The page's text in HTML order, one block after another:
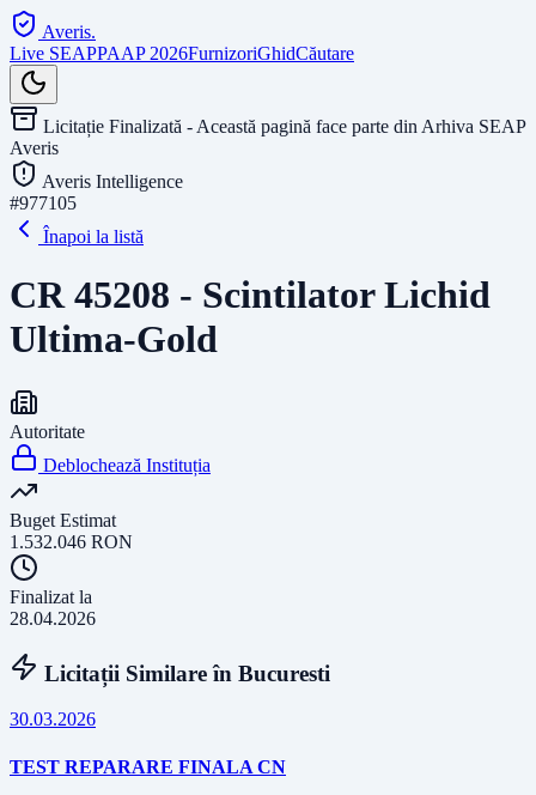
Averis.
Live SEAPPAAP 2026FurnizoriGhidCăutare
Licitație Finalizată - Această pagină face parte din Arhiva SEAP
Averis
Averis Intelligence
#977105
Înapoi la listă
CR 45208 - Scintilator Lichid
Ultima-Gold
Autoritate
Deblochează Instituția
Buget Estimat
1.532.046 RON
Finalizat la
28.04.2026
Licitații Similare în Bucuresti
30.03.2026
TEST REPARARE FINALA CN